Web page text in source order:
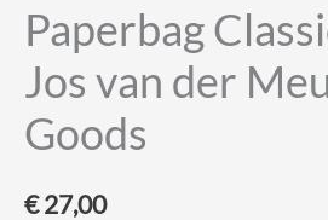
Paperbag
Jos van der
Goods
€27,00